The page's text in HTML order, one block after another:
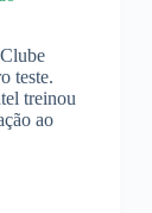
teste.
treinou
ao